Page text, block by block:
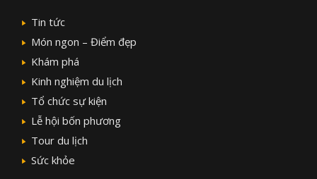
Tin tức
Món ngon – Điểm đẹp
Khám phá
Kinh nghiệm du lịch
Tổ chức sự kiện
Lễ hội bốn phương
Tour du lịch
Sức khỏe